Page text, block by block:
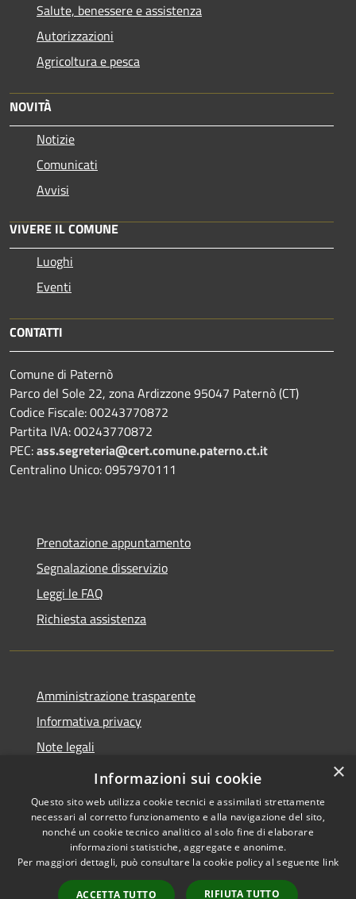
Salute, benessere e assistenza
Autorizzazioni
Agricoltura e pesca
NOVITÀ
Notizie
Comunicati
Avvisi
VIVERE IL COMUNE
Luoghi
Eventi
CONTATTI
Comune di Paternò
Parco del Sole 22, zona Ardizzone 95047 Paternò (CT)
Codice Fiscale: 00243770872
Partita IVA: 00243770872
PEC:ass.segreteria@cert.comune.paterno.ct.it
Centralino Unico: 0957970111
Prenotazione appuntamento
Segnalazione disservizio
Leggi le FAQ
Richiesta assistenza
Amministrazione trasparente
Informativa privacy
Note legali
Dichiarazione di accessibilità
Accessibilità
Copyright © 2026 • Comune di
Paternò • Powered by
Municipium• Accesso
×
Informazioni sui cookie
Questo sito web utilizza cookie tecnici e assimilati strettamente
necessari al corretto funzionamento e alla navigazione del sito,
nonché un cookie tecnico analitico al solo fine di elaborare
informazioni statistiche, aggregate e anonime.
Per maggiori dettagli, può consultare la cookie policy al seguente link
ACCETTA TUTTO RIFIUTA TUTTO